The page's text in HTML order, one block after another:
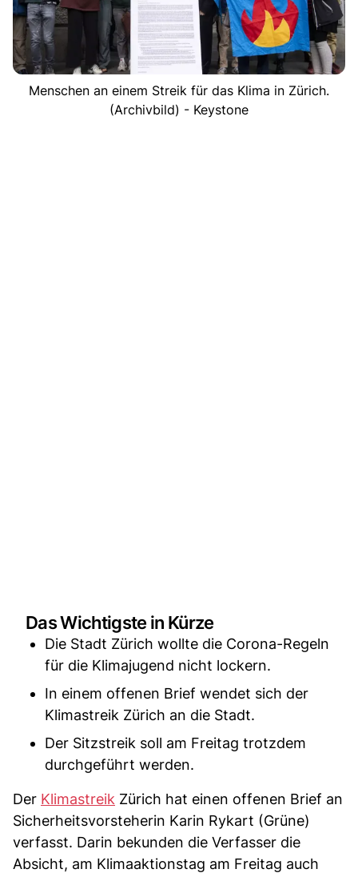
Menschen an einem Streik für das Klima in Zürich.
(Archivbild) - Keystone
Das Wichtigste in Kürze
Die Stadt Zürich wollte die Corona-Regeln
für die Klimajugend nicht lockern.
In einem offenen Brief wendet sich der
Klimastreik Zürich an die Stadt.
Der Sitzstreik soll am Freitag trotzdem
durchgeführt werden.
Der Klimastreik Zürich hat einen offenen Brief an
Sicherheitsvorsteherin Karin Rykart (Grüne)
verfasst. Darin bekunden die Verfasser die
Absicht, am Klimaaktionstag am Freitag auch